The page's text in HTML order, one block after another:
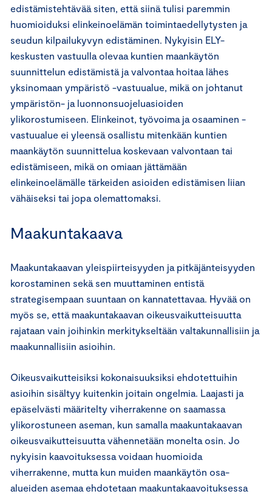
edistämistehtävää siten, että siinä tulisi paremmin
huomioiduksi elinkeinoelämän toimintaedellytysten ja
seudun kilpailukyvyn edistäminen. Nykyisin ELY-
keskusten vastuulla olevaa kuntien maankäytön
suunnittelun edistämistä ja valvontaa hoitaa lähes
yksinomaan ympäristö -vastuualue, mikä on johtanut
ympäristön- ja luonnonsuojeluasioiden
ylikorostumiseen. Elinkeinot, työvoima ja osaaminen -
vastuualue ei yleensä osallistu mitenkään kuntien
maankäytön suunnittelua koskevaan valvontaan tai
edistämiseen, mikä on omiaan jättämään
elinkeinoelämälle tärkeiden asioiden edistämisen liian
vähäiseksi tai jopa olemattomaksi.
Maakuntakaava
Maakuntakaavan yleispiirteisyyden ja pitkäjänteisyyden
korostaminen sekä sen muuttaminen entistä
strategisempaan suuntaan on kannatettavaa. Hyvää on
myös se, että maakuntakaavan oikeusvaikutteisuutta
rajataan vain joihinkin merkitykseltään valtakunnallisiin ja
maakunnallisiin asioihin.
Oikeusvaikutteisiksi kokonaisuuksiksi ehdotettuihin
asioihin sisältyy kuitenkin joitain ongelmia. Laajasti ja
epäselvästi määritelty viherrakenne on saamassa
ylikorostuneen aseman, kun samalla maakuntakaavan
oikeusvaikutteisuutta vähennetään monelta osin. Jo
nykyisin kaavoituksessa voidaan huomioida
viherrakenne, mutta kun muiden maankäytön osa-
alueiden asemaa ehdotetaan maakuntakaavoituksessa